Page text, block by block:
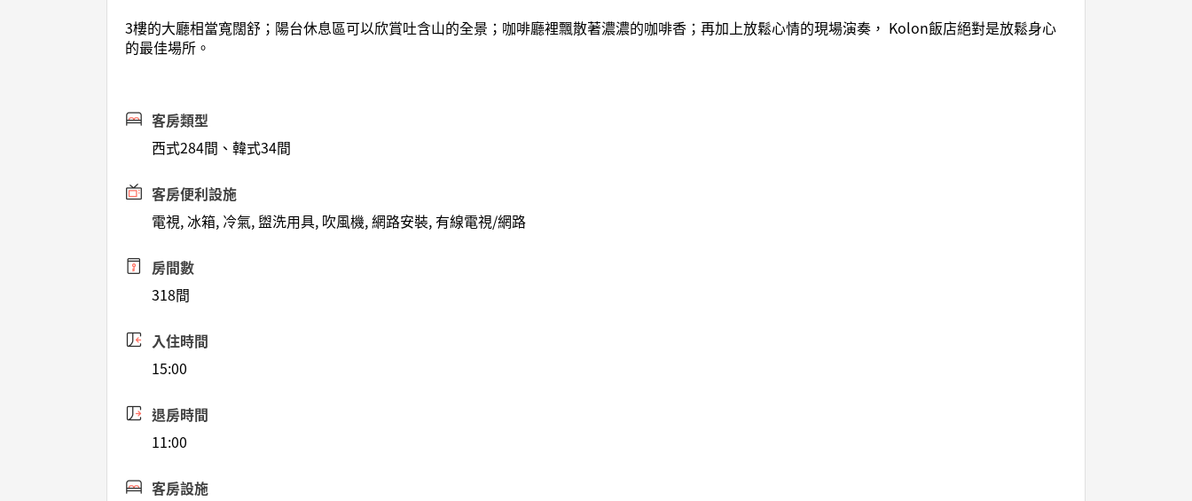
3樓的大廳相當寬闊舒；陽台休息區可以欣賞吐含山的全景；咖啡廳裡飄散著濃濃的咖啡香；再加上放鬆心情的現場演奏， Kolon飯店絕對是放鬆身心
的最佳場所。
客房類型
西式284間、韓式34間
客房便利設施
電視, 冰箱, 冷氣, 盥洗用具, 吹風機, 網路安裝, 有線電視/網路
房間數
318間
入住時間
15:00
退房時間
11:00
客房設施